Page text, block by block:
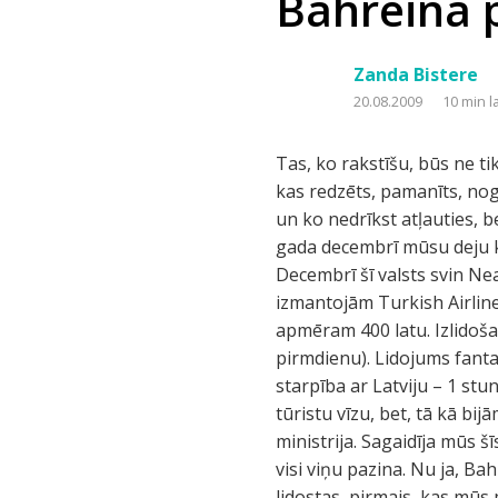
Zanda Bistere
20.08.2009 10 min
Tas, ko rakstīšu, būs ne tik daudz par emocijām, jo tās katram ir savas, bet gan ar mērķi vairāk pastāstīt par to, kas redzēts, pamanīts, nogaršots... Labi atminos, kā pirms brauciena meklējām informāciju, lai zinātu, ko drīkst un ko nedrīkst atļauties, bet pārāk daudz jau tās citu pieredzes nebija... Piedāvājums aizbraukt uz Bahreinu 2008. gada decembrī mūsu deju kolektīvam "Pēda" radās nejauši, un bez pārlieku lielas šaubīšanās mēs piekritām. Decembrī šī valsts svin Neatkarības svētkus un mēs ieradāmies, lai piedalītos festivālā. Braucienam uz turieni izmantojām Turkish Airlines piedāvājumu Rīga – Stambula – Doha (Katara) – Bahreina, kas katram izmaksāja apmēram 400 latu. Izlidošana no Rīgas pa dienu – svētdienā, ierašanās Bahreinā – apmēram 4 no rīta (naktī uz pirmdienu). Lidojums fantastisks – pilsētas no augšas naktī izskatās kā mazas krāsainas pērlīšu virtenes. Laika starpība ar Latviju – 1 stunda (Maskavas laiks). Ierodoties Manamā, bijām sagatavojuši 11 EUR, lai saņemtu tūristu vīzu, bet, tā kā bijām festivāla dalībnieki, ieeju valstī bez maksas mums nokārtoja Bahreinas Informācijas ministrija. Sagaidīja mūs šīs pašas ministrijas sabiedrisko attiecību speciālists Faisals un amizanti likās, ka lidostā visi viņu pazina. Nu ja, Bahreina nav liela valsts, tās platība ir gandrīz 100 reižu mazāka nekā Latvija. Izejot no lidostas, pirmais, kas mūs patiesi iepriecināja – siltais gaiss, temperatūra apmēram 20 C. Pēc somu sakraušanas autobusā un divās mašīnās, mūs pa gludajiem Bahreinas ceļiem aiztransportēja uz viesnīcu. Naktī Manama likās fantastiska un tas, ka caur pilsētu skrējām ar ātrumu ap 100 km/h, pirmajā brīdī likās nepierasti. Pa ceļam garām ņirbēja ar lampiņām izrotātas palmas, kas likās nedaudz savādi. Tā kā Bahreina ir musulmaņu valsts, viņi decembrī nesvin Ziemassvētkus, tomēr viņi ļoti demokrātiski izturas pret valstī dzīvojošajiem ne-musulmaņiem un šur tur varēja manīt Ziemassvētku atribūtus, tomēr palmu rotāšana ar lampiņām, kā vēlāk secināju, viņiem nebija saistīta ar šiem kristiešu svētkiem. Tā vienkārši izskatījās skaistāk :) Nakšņošana viesnīcā "Al Safir". Pirmā diena pēc izgulēšanās daļai no mums neko daudz neparādīja. Daži no mūsējiem bija aizčāpojuši līdz netālu esošajam ūdens līcim, kur – katru reizi braucot garām – varēja manīt ūdens